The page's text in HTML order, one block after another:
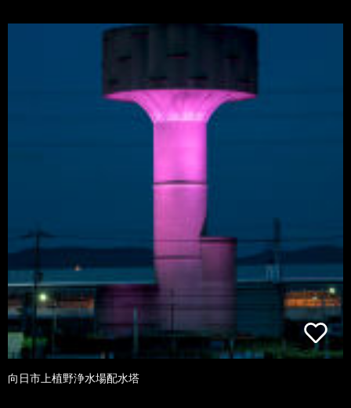
向日市上植野浄水場配水塔